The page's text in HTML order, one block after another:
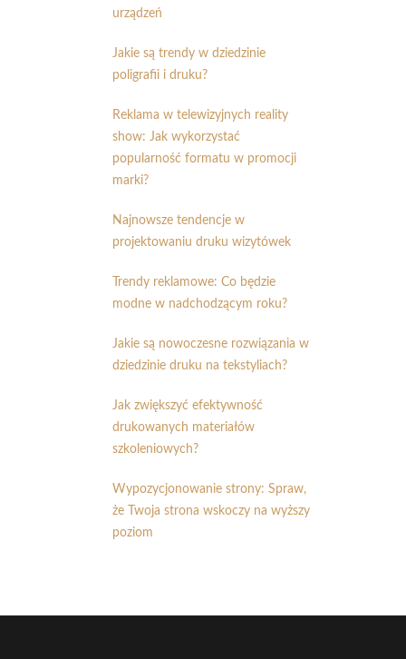
urządzeń
Jakie są trendy w dziedzinie
poligrafii i druku?
Reklama w telewizyjnych reality
show: Jak wykorzystać
popularność formatu w promocji
marki?
Najnowsze tendencje w
projektowaniu druku wizytówek
Trendy reklamowe: Co będzie
modne w nadchodzącym roku?
Jakie są nowoczesne rozwiązania w
dziedzinie druku na tekstyliach?
Jak zwiększyć efektywność
drukowanych materiałów
szkoleniowych?
Wypozycjonowanie strony: Spraw,
że Twoja strona wskoczy na wyższy
poziom